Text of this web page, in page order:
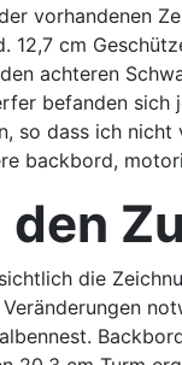
vorhandenen
12,7 cm
achteren
befanden
so dass ich
backbord,
den
die